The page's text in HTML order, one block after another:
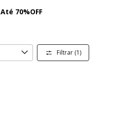
Até 70%OFF
Filtrar (1)